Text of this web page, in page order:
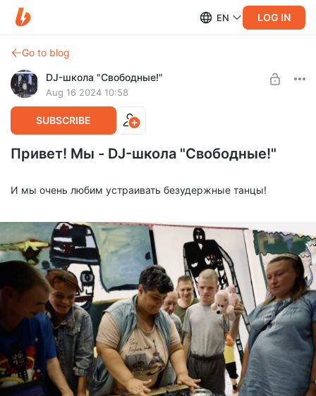
EN LOG IN
Go to blog
DJ-школа "Свободные!"
Aug 16 2024 10:58
SUBSCRIBE
Привет! Мы - DJ-школа "Свободные!"
И мы очень любим устраивать безудержные танцы!